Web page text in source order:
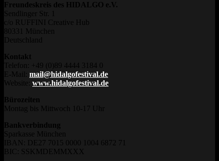
Freundeskreis des HIDALGO e.V.
Sendlinger Str. 1
c/o RUFFINI Creative Hub
80331 München
Deutschland
Kontakt
Telefon: +49 (0)89 4444 3184 0
E-Mail: mail@hidalgofestival.de
Website: www.hidalgofestival.de
Bürozeiten
Montag bis Mittwoch 10-17 Uhr
Bankverbindung
Sparkasse München
IBAN: DE27 7015 0000 1004 6872 71
BIC: SSKMDEMMXXX